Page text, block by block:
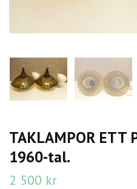
TAKLAMPOR ETT
1960-tal.
2 500 kr